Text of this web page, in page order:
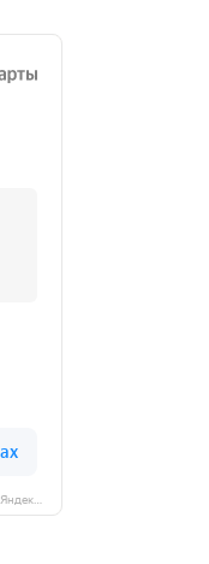
Вк-фиш на карте Москвы и Московской области — Яндекс Карты